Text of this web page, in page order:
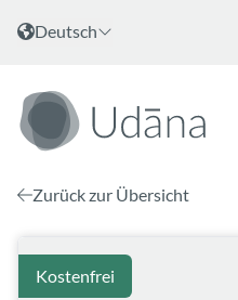
Zum Inhalt
Sprache wählen
Deutsch
Zurück zur Übersicht
Kostenfrei